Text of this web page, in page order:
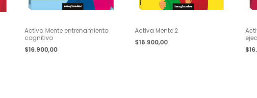
Activa Mente entrenamiento
cognitivo
$16.900,00
Activa Mente 2
$16.900,00